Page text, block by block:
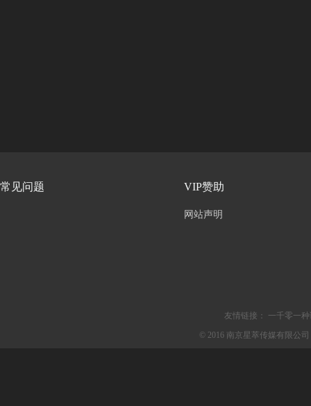
常见问题 VIP赞助
网站声明
友情链接：
一千零一
© 2016 南京星萃传媒有限公司